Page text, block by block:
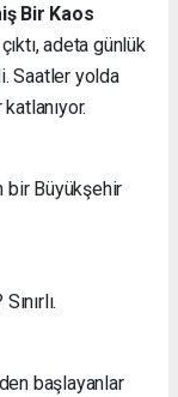
Bir Kaos
adeta günlük
Saatler yolda
bir Büyükşehir
başlayanlar